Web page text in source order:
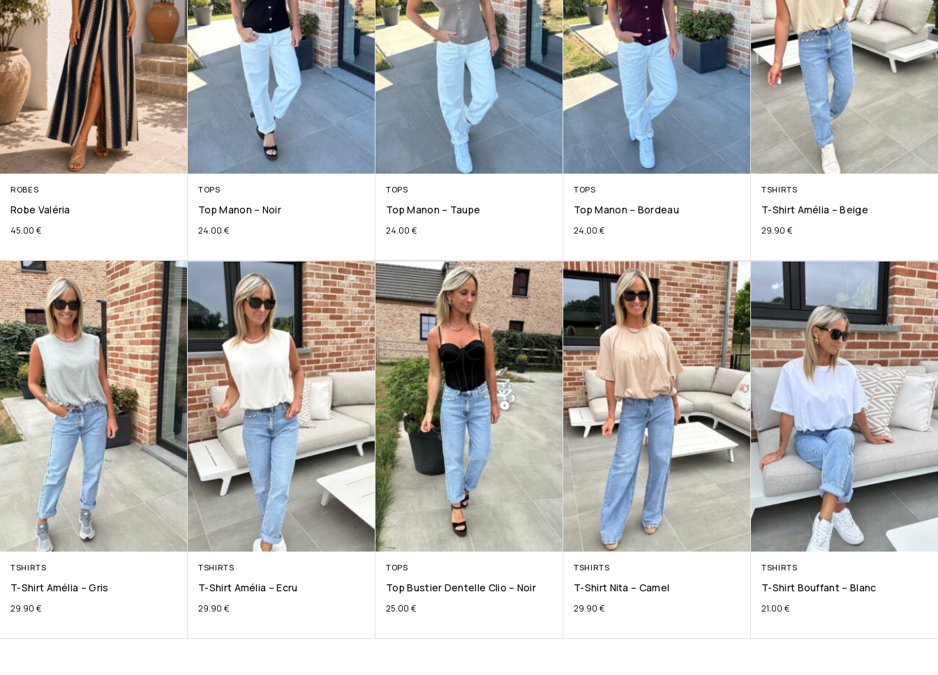
ROBES
Robe Valéria
45.00 €
TOPS
Top Manon – Noir
24.00 €
TOPS
Top Manon – Taupe
24.00 €
TOPS
Top Manon – Bordeau
24.00 €
TSHIRTS
T-Shirt Amélia – Beige
29.90 €
TSHIRTS
T-Shirt Amélia – Gris
29.90 €
TSHIRTS
T-Shirt Amélia – Ecru
29.90 €
TOPS
Top Bustier Dentelle Clio – Noir
25.00 €
TSHIRTS
T-Shirt Nita – Camel
29.90 €
TSHIRTS
T-Shirt Bouffant – Blanc
21.00 €